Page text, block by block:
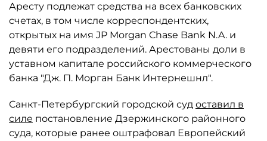
Аресту подлежат средства на всех банковских
счетах, в том числе корреспондентских,
открытых на имя JP Morgan Chase Bank N.A. и
девяти его подразделений. Арестованы доли в
уставном капитале российского коммерческого
банка "Дж. П. Морган Банк Интернешнл".
Санкт-Петербургский городской суд оставил в
силе постановление Дзержинского районного
суда, которые ранее оштрафовал Европейский